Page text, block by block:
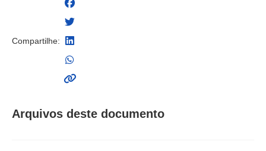
Compartilhe:
Arquivos deste documento